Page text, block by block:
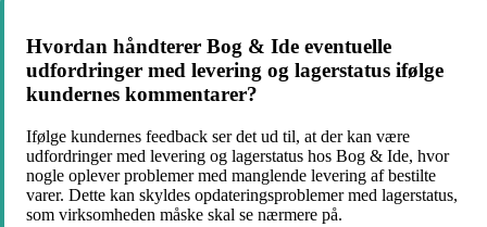
Hvordan håndterer Bog & Ide eventuelle
udfordringer med levering og lagerstatus ifølge
kundernes kommentarer?
Ifølge kundernes feedback ser det ud til, at der kan være
udfordringer med levering og lagerstatus hos Bog & Ide, hvor
nogle oplever problemer med manglende levering af bestilte
varer. Dette kan skyldes opdateringsproblemer med lagerstatus,
som virksomheden måske skal se nærmere på.